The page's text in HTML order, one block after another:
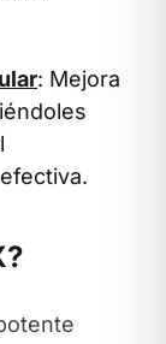
: Mejora